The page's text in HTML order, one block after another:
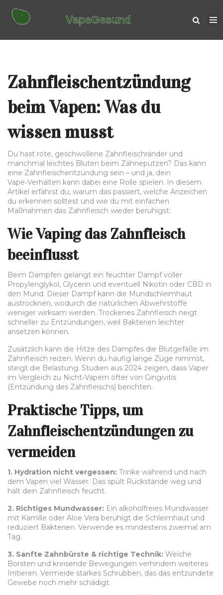
Zahnfleischentzündung
beim Vapen: Was du
wissen musst
Du hast rote, geschwollene Zahnfleischränder und
manchmal leichtes Bluten beim Zähneputzen? Das kann
eine Zahnfleischentzündung sein – und ja, dein
Vape‑Verhalten kann dabei eine Rolle spielen. In diesem
Artikel erfährst du, warum das passiert, welche Anzeichen
du erkennen solltest und wie du mit einfachen
Maßnahmen das Zahnfleisch wieder beruhigst.
Wie Vaping das Zahnfleisch
beeinflusst
Beim Dampfen gelangt ein feuchter Dampf voller
Propylenglykol, Glycerin und eventuell Nikotin oder CBD in
den Mund. Dieser Dampf kann die Mundschleimhaut
austrocknen, wodurch die natürlichen Abwehrstoffe
weniger wirksam werden. Trockenes Zahnfleisch neigt
schneller zu Entzündungen, weil Bakterien leichter
ansetzen können.
Zusätzlich kann die Hitze des Dampfes die Blutgefäße im
Zahnfleisch reizen. Wenn du häufig lange Züge nimmst,
steigt die Belastung. Studien aus 2024 zeigen, dass Vaper
im Vergleich zu Nicht‑Vapern öfter von Gingivitis
(Entzündung des Zahnfleischs) berichten.
Praktische Tipps, um
Zahnfleischentzündungen zu
vermeiden
1. Hydration nicht vergessen: Trinke während und nach
dem Vapen viel Wasser. Das spült Rückstände weg und
hält dein Zahnfleisch feucht.
2. Richtiges Mundwasser: Ein alkoholfreies Mundwasser
mit Kamille oder Aloe Vera beruhigt die Schleimhaut und
reduziert Bakterien. Verwende es mindestens zweimal am
Tag.
3. Sanfte Zahnbürste & richtige Technik: Weiche
Borsten und kreisende Bewegungen verhindern weiteres
Irritieren. Vermeide starkes Schrubben, das das entzündete
Gewebe noch mehr schädigt.